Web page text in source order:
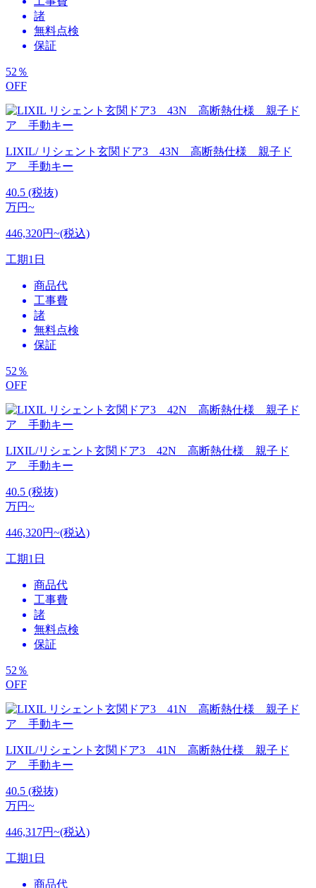
諸
無料点検
保証
52 ％
OFF
LIXIL/ リシェント玄関ドア3 43N 高断熱仕様 親子ド
ア 手動キー
40.5 (税抜)
万円~
446,320円~(税込)
工期1日
商品代
工事費
諸
無料点検
保証
52 ％
OFF
LIXIL/リシェント玄関ドア3 42N 高断熱仕様 親子ド
ア 手動キー
40.5 (税抜)
万円~
446,320円~(税込)
工期1日
商品代
工事費
諸
無料点検
保証
52 ％
OFF
LIXIL/リシェント玄関ドア3 41N 高断熱仕様 親子ド
ア 手動キー
40.5 (税抜)
万円~
446,317円~(税込)
工期1日
商品代